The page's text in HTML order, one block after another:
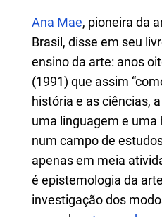
Ana Mae, pioneira da
Brasil, disse em seu
ensino da arte: anos
(1991) que assim
história e as ciências,
uma linguagem e uma
num campo de
apenas em meia
é epistemologia da
investigação dos